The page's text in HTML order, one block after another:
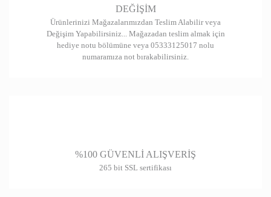
DEĞİŞİM
Ürünlerinizi Mağazalarımızdan Teslim Alabilir veya
Değişim Yapabilirsiniz... Mağazadan teslim almak için
hediye notu bölümüne veya 05333125017 nolu
numaramıza not bırakabilirsiniz.
%100 GÜVENLİ ALIŞVERİŞ
265 bit SSL sertifikası